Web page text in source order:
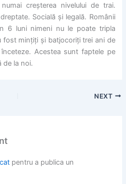
creşterea nivelului de trai.
Socială şi legală. Românii
6 luni nimeni nu le poate tripla
fost minţiţi şi batjocoriţi trei ani de
Acestea sunt faptele pe
de la noi.
NEXT
pentru a publica un